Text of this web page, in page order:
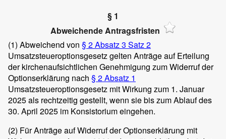
§ 1
Abweichende Antragsfristen
(1) Abweichend von § 2 Absatz 3 Satz 2
Umsatzsteueroptionsgesetz gelten Anträge auf Erteilung
der kirchenaufsichtlichen Genehmigung zum Widerruf der
Optionserklärung nach § 2 Absatz 1
Umsatzsteueroptionsgesetz mit Wirkung zum 1. Januar
2025 als rechtzeitig gestellt, wenn sie bis zum Ablauf des
30. April 2025 im Konsistorium eingehen.
(2) Für Anträge auf Widerruf der Optionserklärung mit